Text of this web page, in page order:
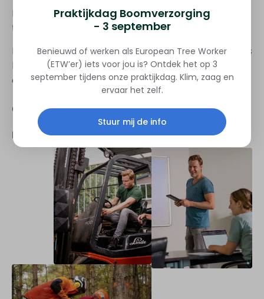
Het is al mogelijk is om een training op eigen locatie
te organiseren vanaf 2 personen.
Maar als je het financieel aantrekkelijk wilt maken, is
het wel verstandig om te zorgen voor minimaal 6
deelnemers.
Geen kruisbestuiving
Locatie en voorzieningen
Praktijkdag Boomverzorging
- 3 september
Benieuwd of werken als European Tree Worker
(ETW’er) iets voor jou is? Ontdek het op 3
september tijdens onze praktijkdag. Klim, zaag en
ervaar het zelf.
Stuur mij de info